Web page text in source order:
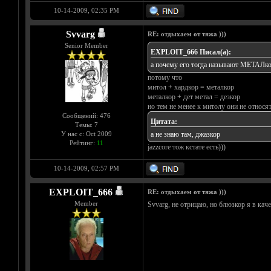
10-14-2009, 02:35 PM
Svvarg
Senior Member
Сообщений: 476
Темы: 7
У нас с: Oct 2009
Рейтинг: 11
RE: отдыхаем от тяжа )))
EXPLOIT_666 Писал(а):
а почему его тогда называют
потому что
митол + хардкор = металкор
металкор + дет метал = дезкор
но тем не менее к митолу они не
Цитата:
а не знаю там, джазкор
jazzcore тож кстате есть)))
10-14-2009, 02:57 PM
EXPLOIT_666
Member
RE: отдыхаем от тяжа )))
Svvarg, не отрицаю, но блюзкор я в